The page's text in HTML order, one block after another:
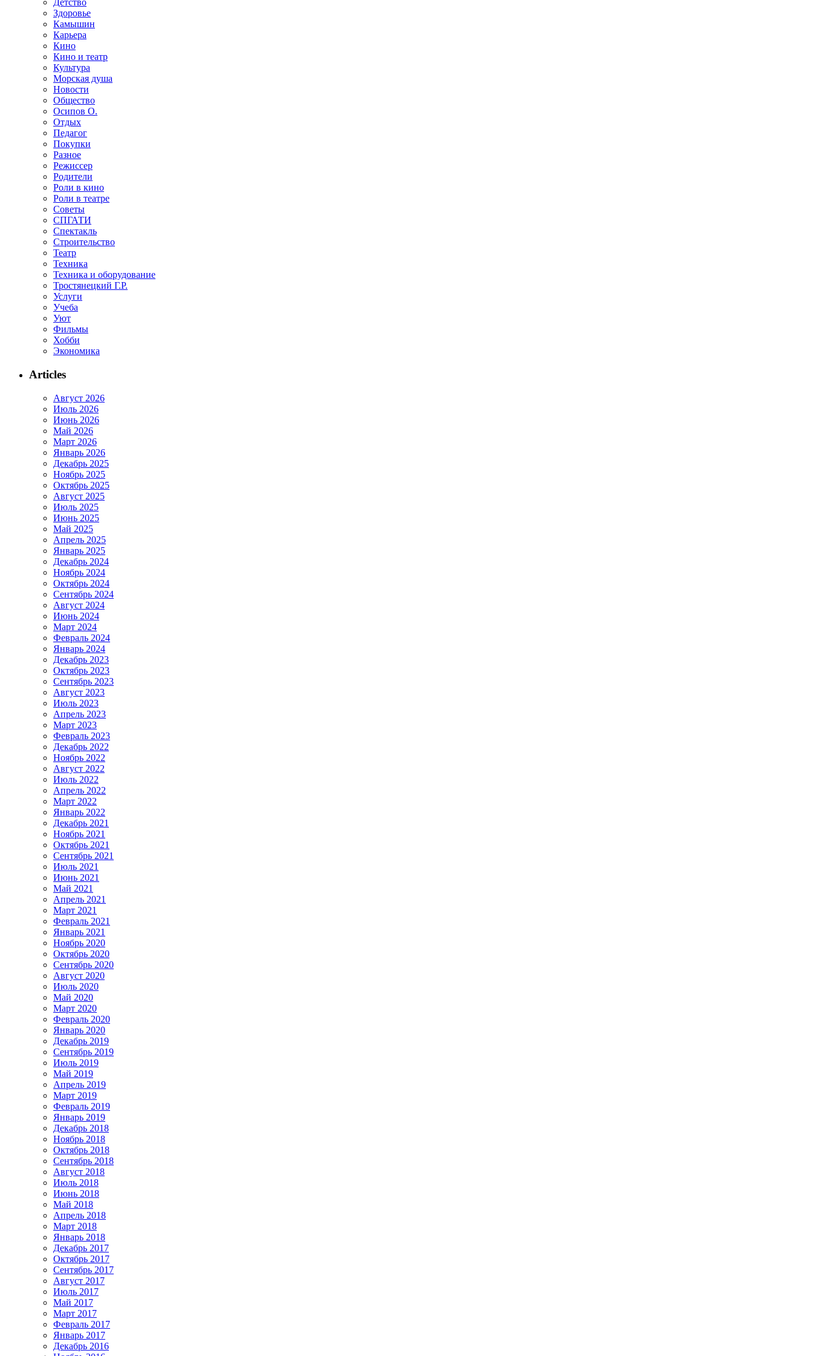
Детство
Здоровье
Камышин
Карьера
Кино
Кино и театр
Культура
Морская душа
Новости
Общество
Осипов О.
Отдых
Педагог
Покупки
Разное
Режиссер
Родители
Роли в кино
Роли в театре
Советы
СПГАТИ
Спектакль
Строительство
Театр
Техника
Техника и оборудование
Тростянецкий Г.Р.
Услуги
Учеба
Уют
Фильмы
Хобби
Экономика
Articles
Август 2026
Июль 2026
Июнь 2026
Май 2026
Март 2026
Январь 2026
Декабрь 2025
Ноябрь 2025
Октябрь 2025
Август 2025
Июль 2025
Июнь 2025
Май 2025
Апрель 2025
Январь 2025
Декабрь 2024
Ноябрь 2024
Октябрь 2024
Сентябрь 2024
Август 2024
Июнь 2024
Март 2024
Февраль 2024
Январь 2024
Декабрь 2023
Октябрь 2023
Сентябрь 2023
Август 2023
Июль 2023
Апрель 2023
Март 2023
Февраль 2023
Декабрь 2022
Ноябрь 2022
Август 2022
Июль 2022
Апрель 2022
Март 2022
Январь 2022
Декабрь 2021
Ноябрь 2021
Октябрь 2021
Сентябрь 2021
Июль 2021
Июнь 2021
Май 2021
Апрель 2021
Март 2021
Февраль 2021
Январь 2021
Ноябрь 2020
Октябрь 2020
Сентябрь 2020
Август 2020
Июль 2020
Май 2020
Март 2020
Февраль 2020
Январь 2020
Декабрь 2019
Сентябрь 2019
Июль 2019
Май 2019
Апрель 2019
Март 2019
Февраль 2019
Январь 2019
Декабрь 2018
Ноябрь 2018
Октябрь 2018
Сентябрь 2018
Август 2018
Июль 2018
Июнь 2018
Май 2018
Апрель 2018
Март 2018
Январь 2018
Декабрь 2017
Октябрь 2017
Сентябрь 2017
Август 2017
Июль 2017
Май 2017
Март 2017
Февраль 2017
Январь 2017
Декабрь 2016